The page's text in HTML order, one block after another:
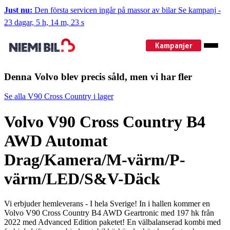
Just nu: Den första servicen ingår på massor av bilar Se kampanj -
23 dagar, 5 h, 14 m, 22 s
Kampanjer
Denna Volvo blev precis såld, men vi har fler
Se alla V90 Cross Country i lager
Volvo V90 Cross Country B4
AWD Automat
Drag/Kamera/M-värm/P-
värm/LED/S&V-Däck
Vi erbjuder hemleverans - I hela Sverige! In i hallen kommer en
Volvo V90 Cross Country B4 AWD Geartronic med 197 hk från
2022 med Advanced Edition paketet! En välbalanserad kombi med